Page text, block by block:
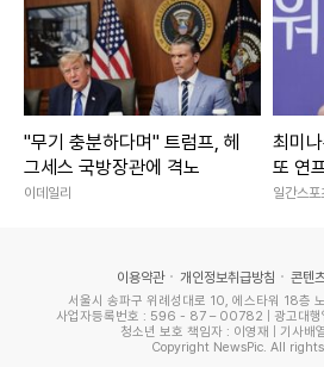
"무기 충분하다며" 트럼프, 헤
그세스 국방장관에 격노
이데일리
최미
또 연
남추
일간스포
이용약관 개인정보취급방침 콘텐
서울시 송파구 위례성대로 10, 에스타워 18층
사업자등록번호 : 596 - 87 – 00782 | 광고대
청소년 보호 책임자 : 이영재 | 기사배
Copyright NewsPic. All rights